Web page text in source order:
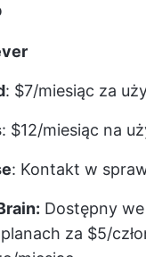
: $7/miesiąc za
: $12/miesiąc na
: Kontakt w
Dostępny
za $5/